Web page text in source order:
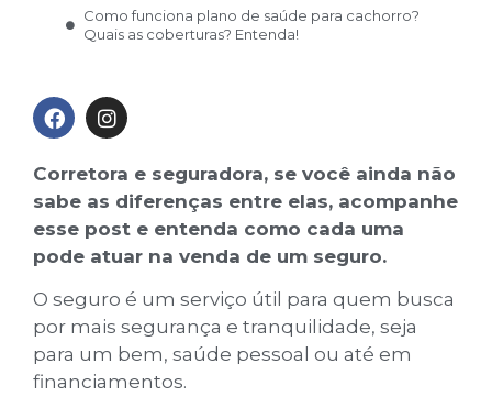
Como funciona plano de saúde para cachorro?
Quais as coberturas? Entenda!
contra fenômenos da natureza
Ler mais +
de plano de saúde
Ler mais +
Você sabe o que faz um corretor de seguros?
Veja como ele pode ajudar!
Corretora e seguradora, se você ainda não
sabe as diferenças entre elas, acompanhe
esse post e entenda como cada uma
pode atuar na venda de um seguro.
O seguro é um serviço útil para quem busca
por mais segurança e tranquilidade, seja
para um bem, saúde pessoal ou até em
financiamentos.